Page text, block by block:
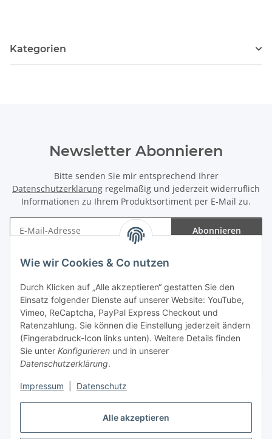
Alle akzeptieren
Wie wir Cookies & Co nutzen
Durch Klicken auf „Alle akzeptieren“ gestatten Sie den
Einsatz folgender Dienste auf unserer Website: YouTube,
Vimeo, ReCaptcha, PayPal Express Checkout und
Ratenzahlung. Sie können die Einstellung jederzeit ändern
(Fingerabdruck-Icon links unten). Weitere Details finden
Sie unter Konfigurieren und in unserer
Datenschutzerklärung.
Impressum Datenschutz
Kategorien
Newsletter Abonnieren
Bitte senden Sie mir entsprechend Ihrer
Datenschutzerklärung regelmäßig und jederzeit widerruflich
Informationen zu Ihrem Produktsortiment per E-Mail zu.
Abonnieren
Gesetzliche Informationen
Vertrag widerrufen
* Gemäß §19 UStG wird keine Umsatzsteuer berechnet, zzgl.Versand